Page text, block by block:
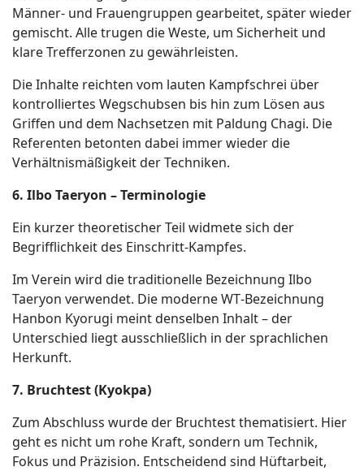
Männer‑ und Frauengruppen gearbeitet, später wieder
gemischt. Alle trugen die Weste, um Sicherheit und
klare Trefferzonen zu gewährleisten.
Die Inhalte reichten vom lauten Kampfschrei über
kontrolliertes Wegschubsen bis hin zum Lösen aus
Griffen und dem Nachsetzen mit Paldung Chagi. Die
Referenten betonten dabei immer wieder die
Verhältnismäßigkeit der Techniken.
6. Ilbo Taeryon – Terminologie
Ein kurzer theoretischer Teil widmete sich der
Begrifflichkeit des Einschritt‑Kampfes.
Im Verein wird die traditionelle Bezeichnung Ilbo
Taeryon verwendet. Die moderne WT‑Bezeichnung
Hanbon Kyorugi meint denselben Inhalt – der
Unterschied liegt ausschließlich in der sprachlichen
Herkunft.
7. Bruchtest (Kyokpa)
Zum Abschluss wurde der Bruchtest thematisiert. Hier
geht es nicht um rohe Kraft, sondern um Technik,
Fokus und Präzision. Entscheidend sind Hüftarbeit,